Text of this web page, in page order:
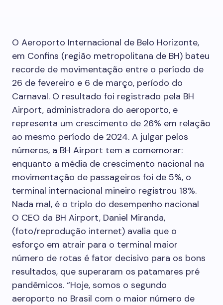
O Aeroporto Internacional de Belo Horizonte,
em Confins (região metropolitana de BH) bateu
recorde de movimentação entre o período de
26 de fevereiro e 6 de março, período do
Carnaval. O resultado foi registrado pela BH
Airport, administradora do aeroporto, e
representa um crescimento de 26% em relação
ao mesmo período de 2024. A julgar pelos
números, a BH Airport tem a comemorar:
enquanto a média de crescimento nacional na
movimentação de passageiros foi de 5%, o
terminal internacional mineiro registrou 18%.
Nada mal, é o triplo do desempenho nacional
O CEO da BH Airport, Daniel Miranda,
(foto/reprodução internet) avalia que o
esforço em atrair para o terminal maior
número de rotas é fator decisivo para os bons
resultados, que superaram os patamares pré
pandêmicos. “Hoje, somos o segundo
aeroporto no Brasil com o maior número de